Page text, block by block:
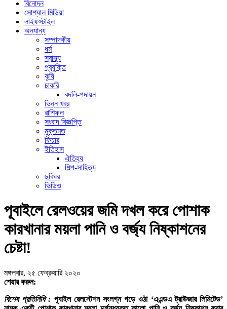
বিনোদন
সোশ্যাল মিডিয়া
লাইফস্টাইল
অন্যান্য
সম্পাদকীয়
ধর্ম
স্বাস্থ্য
প্রযুক্তি
কৃষি
চাকরি
বদলি-পদায়ন
ভিন্ন খবর
রাশিফল
সংবাদ বিজ্ঞপ্তি
মুক্তমত
ফিচার
ইতিহাস
ঐতিহ্য
শিল্প-সাহিত্য
ছবিঘর
ভিডিও
পূবাইলে রেলওয়ের জমি দখল করে পোশাক
কারখানার ময়লা পানি ও বর্জ্য নিষ্কাশনের
চেষ্টা!
মঙ্গলবার, ২৫ ফেব্রুয়ারি ২০২০
শেয়ার করুন:
বিশেষ প্রতিনিধি : পূবাইল রেলস্টেশন সংলগ্ন গড়ে ওঠা ‘এএন্ডএ ট্রাউজার লিমিটেড’